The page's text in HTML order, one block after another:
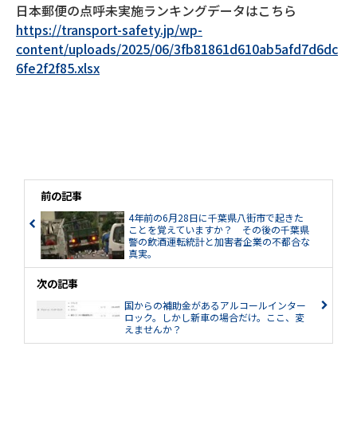
日本郵便の点呼未実施ランキングデータはこちら
https://transport-safety.jp/wp-
content/uploads/2025/06/3fb81861d610ab5afd7d6dc
6fe2f2f85.xlsx
前の記事
4年前の6月28日に千葉県八街市で起きた
ことを覚えていますか？ その後の千葉県
警の飲酒運転統計と加害者企業の不都合な
真実。
次の記事
国からの補助金があるアルコールインター
ロック。しかし新車の場合だけ。ここ、変
えませんか？